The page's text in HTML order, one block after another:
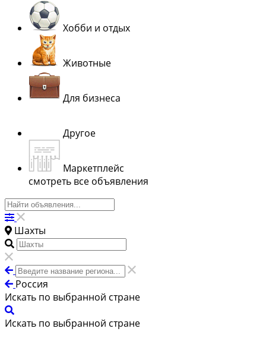
Хобби и отдых
Животные
Для бизнеса
Другое
Маркетплейс
смотреть все объявления
Шахты
Россия
Искать по выбранной стране
Искать по выбранной стране